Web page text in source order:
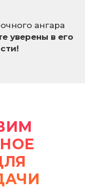
ангара
уверены в его